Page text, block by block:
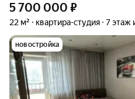
5 700 000 ₽
22 м² квартира-студия 7 этаж
новостройка